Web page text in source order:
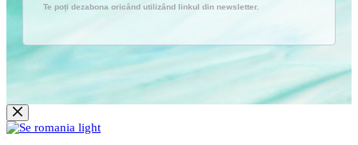
Sari
la
conținut